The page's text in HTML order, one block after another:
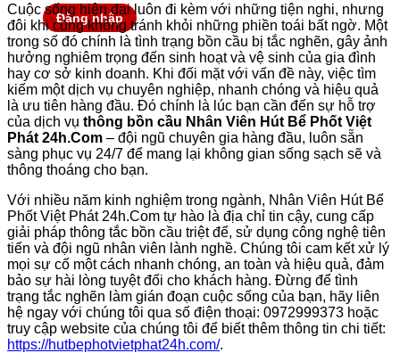
Đăng nhập
Cuộc sống hiện đại luôn đi kèm với những tiện nghi, nhưng
đôi khi cũng không tránh khỏi những phiền toái bất ngờ. Một
trong số đó chính là tình trạng bồn cầu bị tắc nghẽn, gây ảnh
hưởng nghiêm trọng đến sinh hoạt và vệ sinh của gia đình
hay cơ sở kinh doanh. Khi đối mặt với vấn đề này, việc tìm
kiếm một dịch vụ chuyên nghiệp, nhanh chóng và hiệu quả
là ưu tiên hàng đầu. Đó chính là lúc bạn cần đến sự hỗ trợ
của dịch vụ thông bồn cầu Nhân Viên Hút Bể Phốt Việt
Phát 24h.Com – đội ngũ chuyên gia hàng đầu, luôn sẵn
sàng phục vụ 24/7 để mang lại không gian sống sạch sẽ và
thông thoáng cho bạn.
Với nhiều năm kinh nghiệm trong ngành, Nhân Viên Hút Bể
Phốt Việt Phát 24h.Com tự hào là địa chỉ tin cậy, cung cấp
giải pháp thông tắc bồn cầu triệt để, sử dụng công nghệ tiên
tiến và đội ngũ nhân viên lành nghề. Chúng tôi cam kết xử lý
mọi sự cố một cách nhanh chóng, an toàn và hiệu quả, đảm
bảo sự hài lòng tuyệt đối cho khách hàng. Đừng để tình
trạng tắc nghẽn làm gián đoạn cuộc sống của bạn, hãy liên
hệ ngay với chúng tôi qua số điện thoại: 0972999373 hoặc
truy cập website của chúng tôi để biết thêm thông tin chi tiết:
https://hutbephotvietphat24h.com/.